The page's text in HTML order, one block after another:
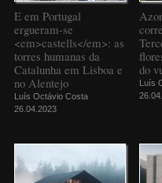
E em Portugal
ergueram-se
<em>castells</em>: as
torres humanas da
Catalunha em Lisboa e
no Alentejo
Luís Octávio Costa
26.04.2023
do
Luís